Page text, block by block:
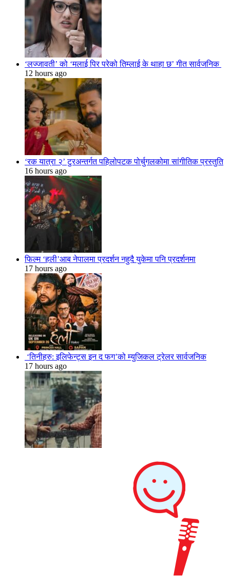
‘लज्जावती’ को ‘मलाई पिर परेको तिम्लाई के थाहा छ’ गीत सार्वजनिक
12 hours ago
‘रक यात्रा २’ टुरअन्तर्गत पहिलोपटक पोर्चुगलकोमा सांगीतिक प्रस्तुति
16 hours ago
फिल्म ‘हली’आब नेपालमा प्रदर्शन नहुदै युकेमा पनि प्रदर्शनमा
17 hours ago
‘तिनीहरु: इलिफेन्ट्स इन द फग’को म्युजिकल ट्रेलर सार्वजनिक
17 hours ago